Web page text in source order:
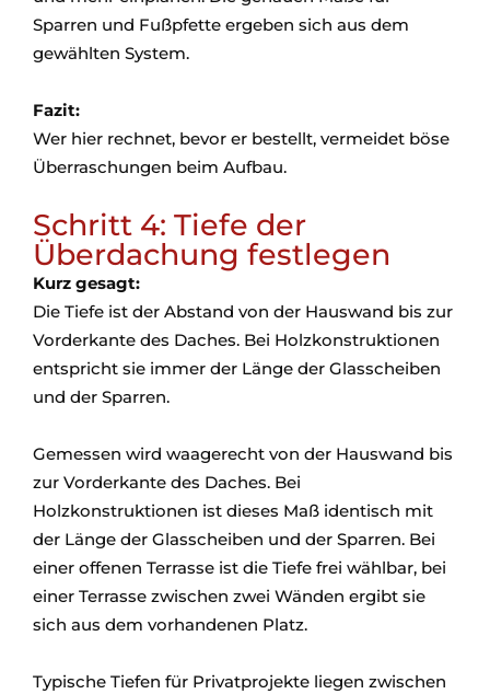
Sparren und Fußpfette ergeben sich aus dem
gewählten System.
Fazit:
Wer hier rechnet, bevor er bestellt, vermeidet böse
Überraschungen beim Aufbau.
Schritt 4: Tiefe der
Überdachung festlegen
Kurz gesagt:
Die Tiefe ist der Abstand von der Hauswand bis zur
Vorderkante des Daches. Bei Holzkonstruktionen
entspricht sie immer der Länge der Glasscheiben
und der Sparren.
Gemessen wird waagerecht von der Hauswand bis
zur Vorderkante des Daches. Bei
Holzkonstruktionen ist dieses Maß identisch mit
der Länge der Glasscheiben und der Sparren. Bei
einer offenen Terrasse ist die Tiefe frei wählbar, bei
einer Terrasse zwischen zwei Wänden ergibt sie
sich aus dem vorhandenen Platz.
Typische Tiefen für Privatprojekte liegen zwischen